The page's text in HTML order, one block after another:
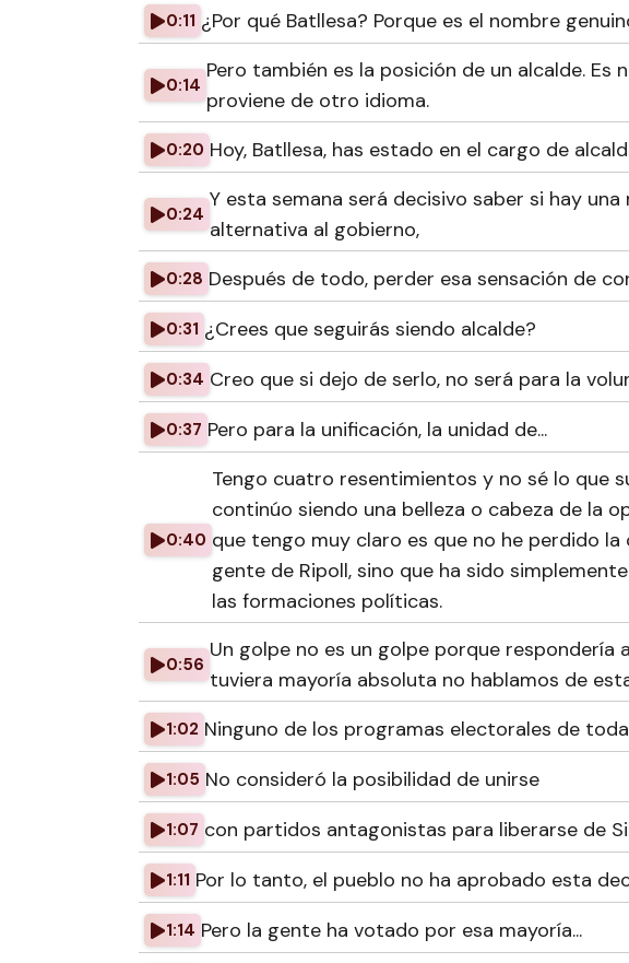
0:11 ¿Por qué Batllesa? Porque es el nombre
0:14
Pero también es la posición de un alcalde. Es
proviene de otro idioma.
0:20 Hoy, Batllesa, has estado en el cargo de
0:24
Y esta semana será decisivo saber si hay
alternativa al gobierno,
0:28 Después de todo, perder esa sensación de
0:31 ¿Crees que seguirás siendo alcalde?
0:34 Creo que si dejo de serlo, no será para la
0:37 Pero para la unificación, la unidad de...
0:40
Tengo cuatro resentimientos y no sé lo que
continúo siendo una belleza o cabeza de la
que tengo muy claro es que no he perdido
gente de Ripoll, sino que ha sido
las formaciones políticas.
0:56
Un golpe no es un golpe porque respondería
tuviera mayoría absoluta no hablamos de
1:02 Ninguno de los programas electorales de
1:05 No consideró la posibilidad de unirse
1:07 con partidos antagonistas para liberarse de
1:11 Por lo tanto, el pueblo no ha aprobado esta
1:14 Pero la gente ha votado por esa mayoría...